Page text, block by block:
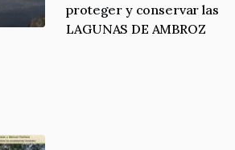
proteger y conservar las
LAGUNAS DE AMBROZ